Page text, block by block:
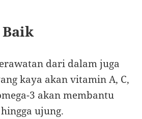
dari dalam juga
kaya akan vitamin A, C,
3 akan membantu
ujung.